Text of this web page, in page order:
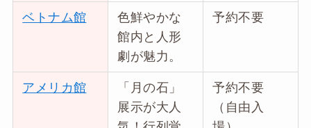
ベトナム館
色鮮やかな
館内と人形
劇が魅力。
予約不要
アメリカ館
「月の石」
展示が大人
予約不要
（自由入